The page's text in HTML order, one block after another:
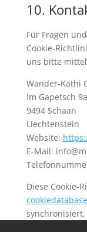
10.
Für Fragen
Cookie-
uns bitte
Wander-Kathi
Im Gapetsch 9a
9494 Schaan
Liechtenstein
Website:
E-Mail: info@
Diese Cookie-
synchronisiert.